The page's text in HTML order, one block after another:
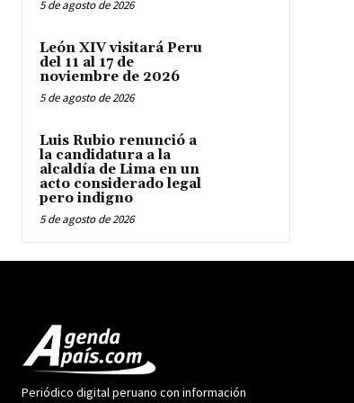
5 de agosto de 2026
León XIV visitará Peru
del 11 al 17 de
noviembre de 2026
5 de agosto de 2026
Luis Rubio renunció a
la candidatura a la
alcaldía de Lima en un
acto considerado legal
pero indigno
5 de agosto de 2026
Periódico digital peruano con información